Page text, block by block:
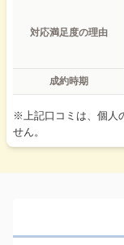
対応満足度の理由
成約時期
※上記口コミは、個人
せん。